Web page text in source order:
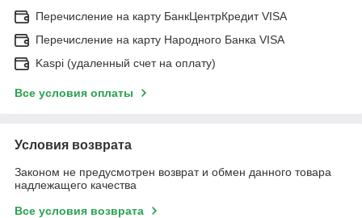
Перечисление на карту БанкЦентрКредит VISA
Перечисление на карту Народного Банка VISA
Kaspi (удаленный счет на оплату)
Все условия оплаты
Условия возврата
Законом не предусмотрен возврат и обмен данного товара
надлежащего качества
Все условия возврата